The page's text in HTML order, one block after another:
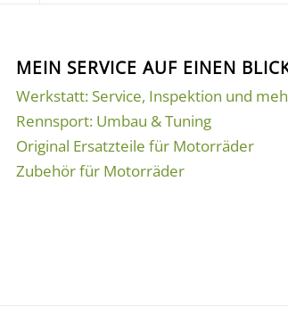
MEIN SERVICE AUF EINEN
Werkstatt: Service, Inspektion und
Rennsport: Umbau & Tuning
Original Ersatzteile für Motorräder
Zubehör für Motorräder